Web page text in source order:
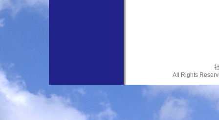
All Rights